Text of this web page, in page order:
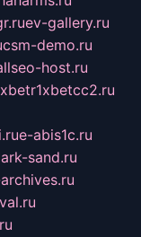
ev-gallery.ru
csm-demo.ru
host.ru
e-abis1c.ru
sand.ru